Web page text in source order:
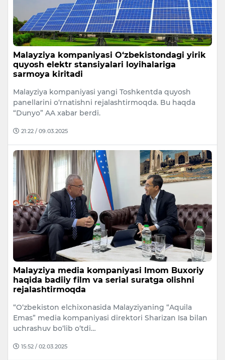
Malayziya kompaniyasi O‘zbekistondagi yirik
quyosh elektr stansiyalari loyihalariga
sarmoya kiritadi
Malayziya kompaniyasi yangi Toshkentda quyosh
panellarini o‘rnatishni rejalashtirmoqda. Bu haqda
“Dunyo” AA xabar berdi.
21:22 / 09.03.2025
Malayziya media kompaniyasi Imom Buxoriy
haqida badiiy film va serial suratga olishni
rejalashtirmoqda
“O‘zbekiston elchixonasida Malayziyaning “Aquila
Emas” media kompaniyasi direktori Sharizan Isa bilan
uchrashuv bo‘lib o‘tdi…
15:52 / 02.03.2025